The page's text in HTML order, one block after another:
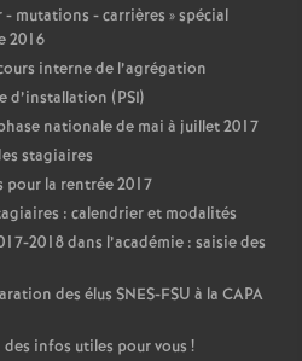
mutations - carrières » spécial
2016
interne de l’agrégation
d’installation (PSI)
nationale de mai à juillet 2017
stagiaires
pour la rentrée 2017
: calendrier et modalités
2018 dans l’académie : saisie des
des élus SNES-FSU à la CAPA
infos utiles pour vous !